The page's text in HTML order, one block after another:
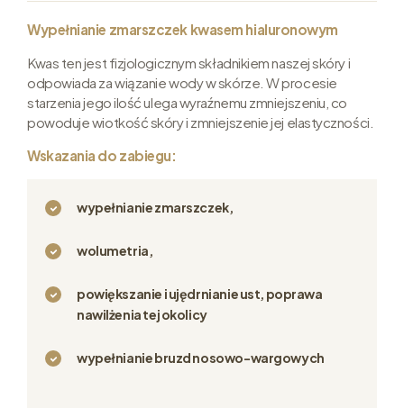
Wypełnianie zmarszczek kwasem hialuronowym
Kwas ten jest fizjologicznym składnikiem naszej skóry i
odpowiada za wiązanie wody w skórze. W procesie
starzenia jego ilość ulega wyraźnemu zmniejszeniu, co
powoduje wiotkość skóry i zmniejszenie jej elastyczności.
Wskazania do zabiegu:
wypełnianie zmarszczek,
wolumetria,
powiększanie i ujędrnianie ust, poprawa
nawilżenia tej okolicy
wypełnianie bruzd nosowo-wargowych